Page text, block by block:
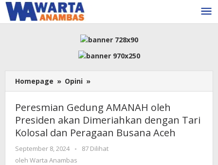
Lewati
ke
konten
Homepage » Opini »
Gedung
oleh
Presiden
akan
Dimeriahkan
dengan
Peresmian Gedung AMANAH oleh
Presiden akan Dimeriahkan dengan Tari
Kolosal dan Peragaan Busana Aceh
September 8, 2024
oleh
-
87 Dilihat
oleh Warta Anambas